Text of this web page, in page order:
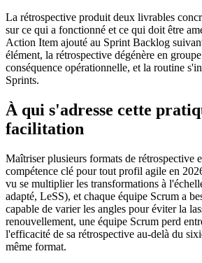
La rétrospective produit deux livrables
sur ce qui a fonctionné et ce qui doit être
Action Item ajouté au Sprint Backlog
élément, la rétrospective dégénère en
conséquence opérationnelle, et la routine
Sprints.
À qui s'adresse cette
facilitation
Maîtriser plusieurs formats de rétrospective
compétence clé pour tout profil agile en
vu se multiplier les transformations à
adapté, LeSS), et chaque équipe Scrum a
capable de varier les angles pour éviter la
renouvellement, une équipe Scrum perd
l'efficacité de sa rétrospective au-delà du
même format.